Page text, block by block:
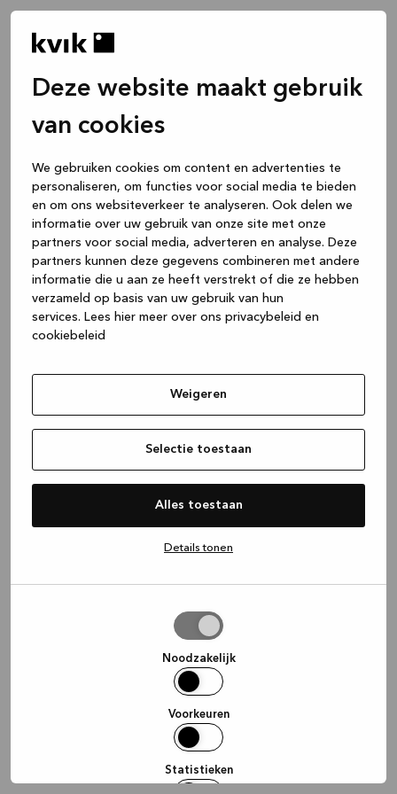
Deze website maakt gebruik
van cookies
We gebruiken cookies om content en advertenties te
personaliseren, om functies voor social media te bieden
en om ons websiteverkeer te analyseren. Ook delen we
informatie over uw gebruik van onze site met onze
partners voor social media, adverteren en analyse. Deze
partners kunnen deze gegevens combineren met andere
informatie die u aan ze heeft verstrekt of die ze hebben
verzameld op basis van uw gebruik van hun
services. Lees hier meer over ons privacybeleid en
cookiebeleid
Weigeren
Selectie toestaan
Alles toestaan
Details tonen
Noodzakelijk
Voorkeuren
Statistieken
(see the browser console for more
information).